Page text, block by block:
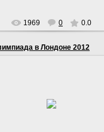
1969 0 0.0
в Лондоне 2012
спорт,стрельба,настольный